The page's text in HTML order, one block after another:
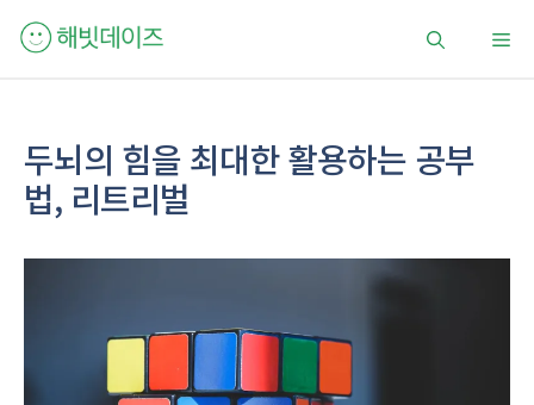
메
두뇌의 힘을 최대한 활용하는 공부
법, 리트리벌